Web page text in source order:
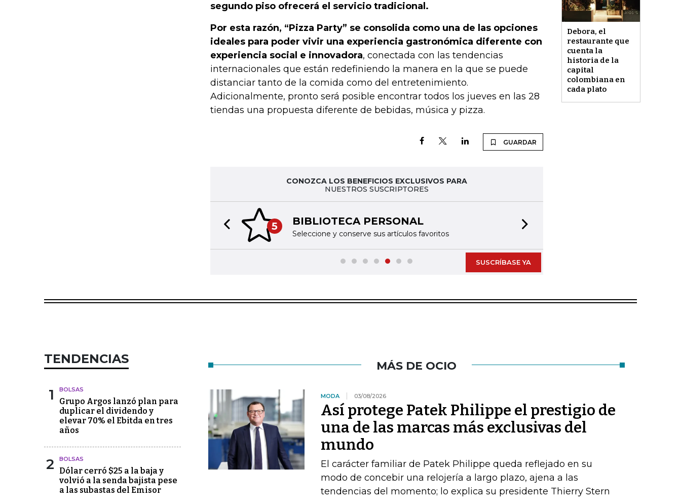
Debora, el
restaurante que
cuenta la
historia de la
capital
colombiana en
cada plato
segundo piso ofrecerá el servicio tradicional.
Por esta razón, “Pizza Party” se consolida como una de las opciones
ideales para poder vivir una experiencia gastronómica diferente con
experiencia social e innovadora, conectada con las tendencias
internacionales que están redefiniendo la manera en la que se puede
distanciar tanto de la comida como del entretenimiento.
Adicionalmente, pronto será posible encontrar todos los jueves en las 28
tiendas una propuesta diferente de bebidas, música y pizza.
GUARDAR
CONOZCA LOS BENEFICIOS EXCLUSIVOS PARA
NUESTROS SUSCRIPTORES
5 BIBLIOTECA PERSONAL
Seleccione y conserve sus artículos favoritos
Previous slide
SUSCRÍBASE YA
TENDENCIAS
1 BOLSAS
Grupo Argos lanzó plan para
duplicar el dividendo y
elevar 70% el Ebitda en tres
años
2 BOLSAS
Dólar cerró $25 a la baja y
volvió a la senda bajista pese
a las subastas del Emisor
MÁS DE OCIO
MODA 03/08/2026
Así protege Patek Philippe el prestigio de
una de las marcas más exclusivas del
mundo
El carácter familiar de Patek Philippe queda reflejado en su
modo de concebir una relojería a largo plazo, ajena a las
tendencias del momento; lo explica su presidente Thierry Stern